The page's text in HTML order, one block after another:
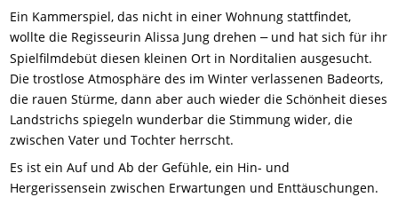
Ein Kammerspiel, das nicht in einer Wohnung stattfindet,
wollte die Regisseurin Alissa Jung drehen– und hat sich für ihr
Spielfilmdebüt diesen kleinen Ort in Norditalien ausgesucht.
Die trostlose Atmosphäre des im Winter verlassenen Badeorts,
die rauen Stürme, dann aber auch wieder die Schönheit dieses
Landstrichs spiegeln wunderbar die Stimmung wider, die
zwischen Vater und Tochter herrscht.
Es ist ein Auf und Ab der Gefühle, ein Hin- und
Hergerissensein zwischen Erwartungen und Enttäuschungen.